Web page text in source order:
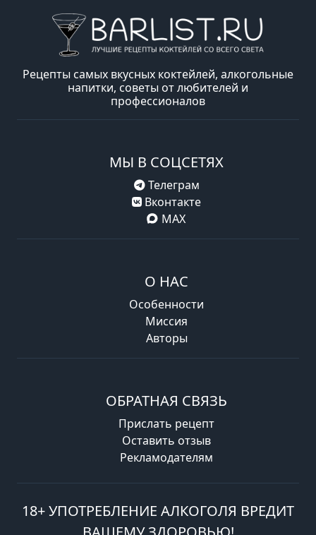
Рецепты самых вкусных коктейлей, алкогольные
напитки, советы от любителей и
профессионалов
МЫ В СОЦСЕТЯХ
Телеграм
Вконтакте
MAX
О НАС
Особенности
Миссия
Авторы
ОБРАТНАЯ СВЯЗЬ
Прислать рецепт
Оставить отзыв
Рекламодателям
18+ УПОТРЕБЛЕНИЕ АЛКОГОЛЯ ВРЕДИТ